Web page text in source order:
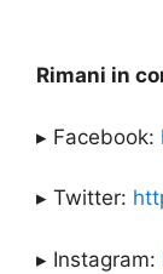
Rimani in
▸ Facebook:
▸ Twitter:
▸ Instagram: